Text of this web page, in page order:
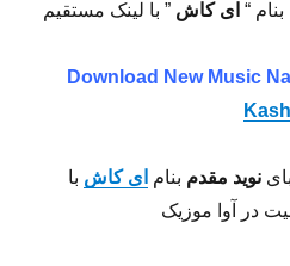
بنام “ ای کاش” با لینک مستقیم
Download New Music
Kash
نوید مقدم بنام ای کاش با
در آوا موزیک